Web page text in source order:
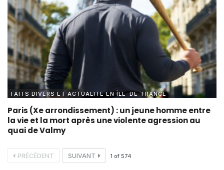
FAITS DIVERS ET ACTUALITÉ EN ÎLE-DE-FRANCE
Paris (Xe arrondissement) : un jeune homme entre
la vie et la mort après une violente agression au
quai de Valmy
PRÉCÉDENT SUIVANT 1 of 574